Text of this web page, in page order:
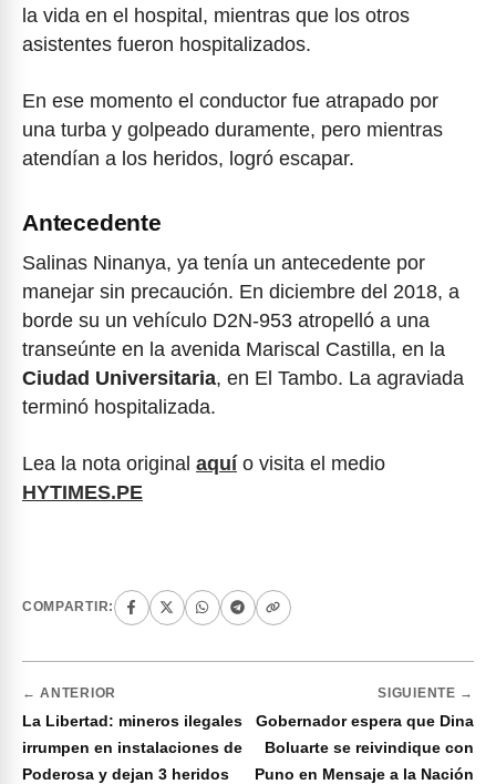
la vida en el hospital, mientras que los otros
asistentes fueron hospitalizados.
En ese momento el conductor fue atrapado por
una turba y golpeado duramente, pero mientras
atendían a los heridos, logró escapar.
Antecedente
Salinas Ninanya, ya tenía un antecedente por
manejar sin precaución. En diciembre del 2018, a
borde su un vehículo D2N-953 atropelló a una
transeúnte en la avenida Mariscal Castilla, en la
Ciudad Universitaria, en El Tambo. La agraviada
terminó hospitalizada.
Lea la nota original aquío visita el medio
HYTIMES.PE
COMPARTIR:
← ANTERIOR
La Libertad: mineros ilegales
irrumpen en instalaciones de
Poderosa y dejan 3 heridos
SIGUIENTE →
Gobernador espera que Dina
Boluarte se reivindique con
Puno en Mensaje a la Nación